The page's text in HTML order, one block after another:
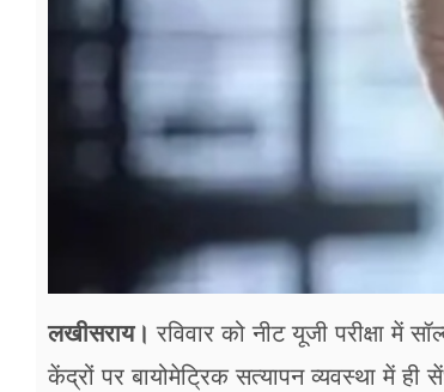
लखीसराय। रविवार को नीट यूजी परीक्षा में
केंद्रों पर बायोमेट्रिक सत्यापन व्यवस्था में